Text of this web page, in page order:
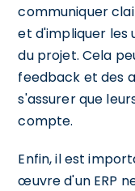
communiquer
et d'impliquer les
du projet. Cela
feedback et des
s'assurer que
compte.
Enfin, il est
œuvre d'un ERP